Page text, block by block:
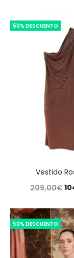
50% DESCUENTO
Vestido
209,00€
50% DESCUENTO